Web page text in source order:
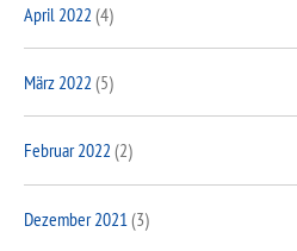
April 2022 (4)
März 2022 (5)
Februar 2022 (2)
Dezember 2021 (3)